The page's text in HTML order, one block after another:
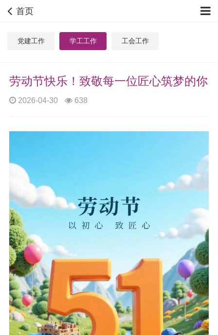
首页
党建工作 学工工作 工会工作
劳动节快乐！致敬每一位匠心筑梦的你
2026-04-30 638